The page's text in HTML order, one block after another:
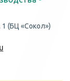
(БЦ «Сокол»)